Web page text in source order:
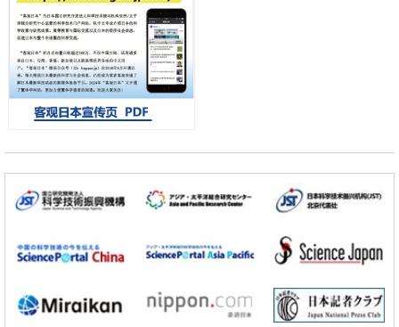
科学研究
开发出300亿年仅误差1秒的光晶格钟，构建网络将其打造为下一代社会
基础设施
经济・社会
日本成立“以人为本AI联盟”——力争借助AI拓展社会公众创造力，依托
产学合作推进研发
科学研究
带大量基因的人工细胞
政策
展研究
科学研究
科学研究
开发出300亿年仅误差1秒的光晶格钟，构建网络将其打造为下一代社会